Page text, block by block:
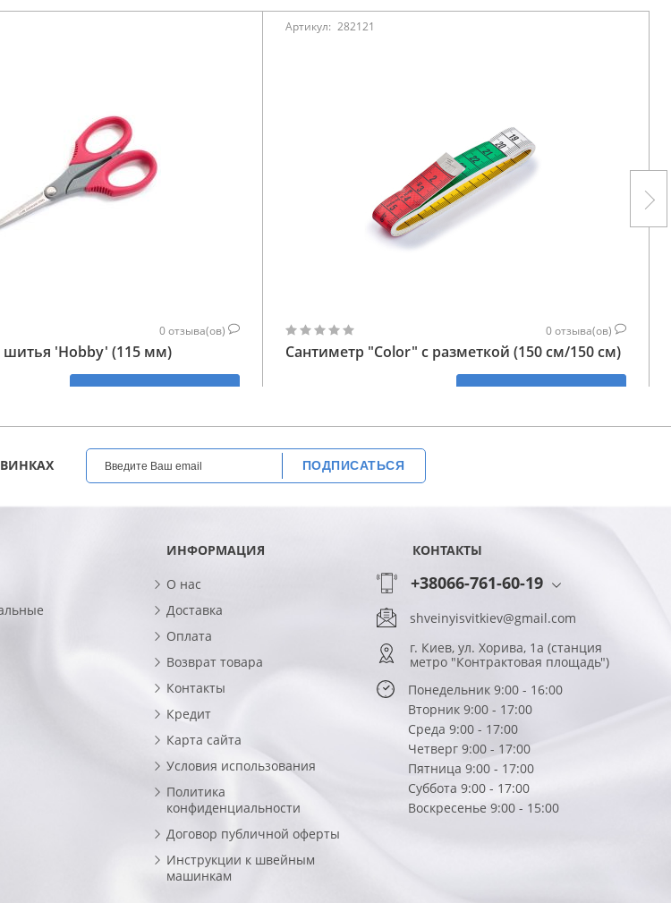
0отзыва(ов)
'Hobby' (115 мм)
КУПИТЬ
Артикул: 282121
0отзыва(ов)
Сантиметр "Color" с разметкой (150 см/150 см)
КУПИТЬ
ПОДПИСАТЬСЯ
ИНФОРМАЦИЯ
О нас
Доставка
Оплата
Возврат товара
Контакты
Кредит
Карта сайта
Условия использования
Политика
конфиденциальности
Договор публичной оферты
Инструкции к швейным
машинкам
КОНТАКТЫ
+38066-761-60-19
shveinyisvitkiev@gmail.com
г. Киев, ул. Хорива, 1а (станция
метро "Контрактовая площадь")
Понедельник 9:00 - 16:00
Вторник 9:00 - 17:00
Среда 9:00 - 17:00
Четверг 9:00 - 17:00
Пятница 9:00 - 17:00
Суббота 9:00 - 17:00
Воскресенье 9:00 - 15:00